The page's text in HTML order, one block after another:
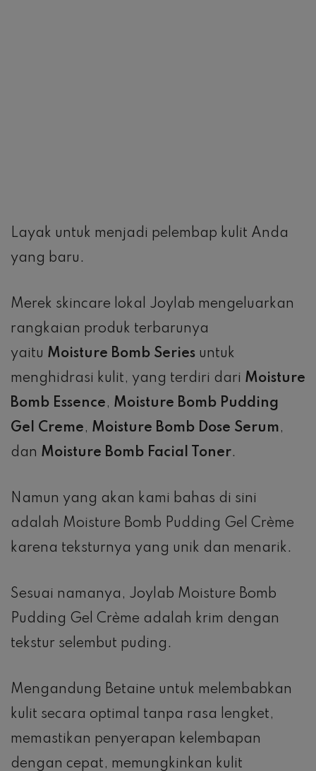
Layak untuk menjadi pelembap kulit Anda
yang baru.
Merek skincare lokal Joylab mengeluarkan
rangkaian produk terbarunya
yaitu Moisture Bomb Series untuk
menghidrasi kulit, yang terdiri dari Moisture
Bomb Essence , Moisture Bomb Pudding
Gel Creme , Moisture Bomb Dose Serum ,
dan Moisture Bomb Facial Toner.
Namun yang akan kami bahas di sini
adalah Moisture Bomb Pudding Gel Crème
karena teksturnya yang unik dan menarik.
Sesuai namanya, Joylab Moisture Bomb
Pudding Gel Crème adalah krim dengan
tekstur selembut puding.
Mengandung Betaine untuk melembabkan
kulit secara optimal tanpa rasa lengket,
memastikan penyerapan kelembapan
dengan cepat, memungkinkan kulit